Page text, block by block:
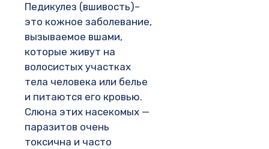
Педикулез (вшивость)–
это кожное заболевание,
вызываемое вшами,
которые живут на
волосистых участках
тела человека или белье
и питаются его кровью.
Слюна этих насекомых —
паразитов очень
токсична и часто